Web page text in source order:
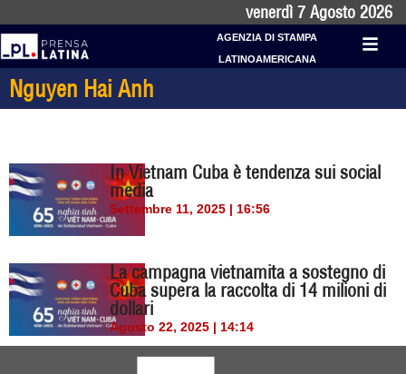
venerdì 7 Agosto 2026
AGENZIA DI STAMPA
LATINOAMERICANA
Nguyen Hai Anh
In Vietnam Cuba è tendenza sui social
media
Settembre 11, 2025 | 16:56
La campagna vietnamita a sostegno di
Cuba supera la raccolta di 14 milioni di
dollari
Agosto 22, 2025 | 14:14